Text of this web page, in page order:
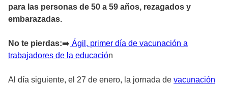
para las personas de 50 a 59 años, rezagados y
embarazadas.
No te pierdas:➡️ Ágil, primer día de vacunación a
trabajadores de la educación
Al día siguiente, el 27 de enero, la jornada de vacunación